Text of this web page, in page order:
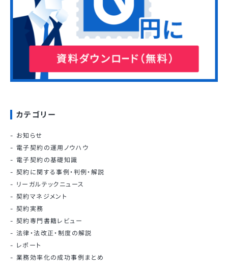
カテゴリー
お知らせ
電子契約の運用ノウハウ
電子契約の基礎知識
契約に関する事例・判例・解説
リーガルテックニュース
契約マネジメント
契約実務
契約専門書籍レビュー
法律・法改正・制度の解説
レポート
業務効率化の成功事例まとめ